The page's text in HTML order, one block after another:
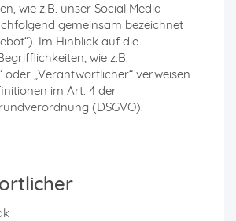
wie z.B. unser Social Media
gemeinsam bezeichnet
Im Hinblick auf die
wie z.B.
oder „Verantwortlicher“ verweisen
im Art. 4 der
(DSGVO).